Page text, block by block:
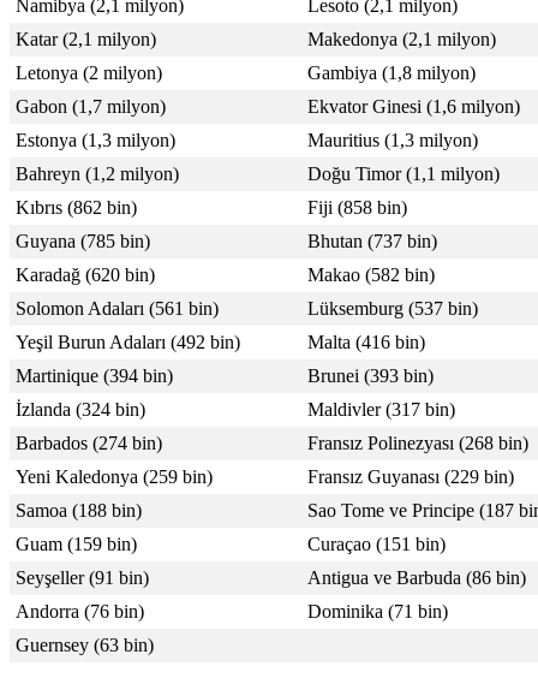
Namibya (2,1 milyon)
Lesoto (2,1 milyon)
Katar (2,1 milyon)
Makedonya (2,1 milyon)
Letonya (2 milyon)
Gambiya (1,8 milyon)
Gabon (1,7 milyon)
Ekvator Ginesi (1,6 milyon)
Estonya (1,3 milyon)
Mauritius (1,3 milyon)
Bahreyn (1,2 milyon)
Doğu Timor (1,1 milyon)
Kıbrıs (862 bin)
Fiji (858 bin)
Guyana (785 bin)
Bhutan (737 bin)
Karadağ (620 bin)
Makao (582 bin)
Solomon Adaları (561 bin)
Lüksemburg (537 bin)
Yeşil Burun Adaları (492 bin)
Malta (416 bin)
Martinique (394 bin)
Brunei (393 bin)
İzlanda (324 bin)
Maldivler (317 bin)
Barbados (274 bin)
Fransız Polinezyası (268 bin)
Yeni Kaledonya (259 bin)
Fransız Guyanası (229 bin)
Samoa (188 bin)
Sao Tome ve Principe (187
Guam (159 bin)
Curaçao (151 bin)
Seyşeller (91 bin)
Antigua ve Barbuda (86 bin)
Andorra (76 bin)
Dominika (71 bin)
Guernsey (63 bin)